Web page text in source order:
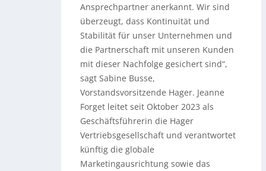
Ansprechpartner anerkannt. Wir sind
überzeugt, dass Kontinuität und
Stabilität für unser Unternehmen und
die Partnerschaft mit unseren Kunden
mit dieser Nachfolge gesichert sind“,
sagt Sabine Busse,
Vorstandsvorsitzende Hager. Jeanne
Forget leitet seit Oktober 2023 als
Geschäftsführerin die Hager
Vertriebsgesellschaft und verantwortet
künftig die globale
Marketingausrichtung sowie das